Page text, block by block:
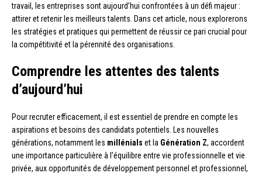
travail, les entreprises sont aujourd’hui confrontées à un défi majeur :
attirer et retenir les meilleurs talents. Dans cet article, nous explorerons
les stratégies et pratiques qui permettent de réussir ce pari crucial pour
la compétitivité et la pérennité des organisations.
Comprendre les attentes des talents
d’aujourd’hui
Pour recruter efficacement, il est essentiel de prendre en compte les
aspirations et besoins des candidats potentiels. Les nouvelles
générations, notamment les millénials et la Génération Z, accordent
une importance particulière à l’équilibre entre vie professionnelle et vie
privée, aux opportunités de développement personnel et professionnel,